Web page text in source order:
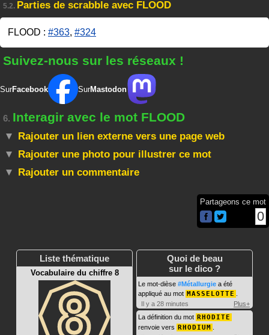
5.2. Parties de scrabble avec FLOOD
FLOOD : #363, #324
Suivez-nous sur les réseaux !
SurFacebook SurMastodon
6. Interagir avec le mot FLOOD
Rajouter un lien externe vers une page web
Rajouter une photo pour illustrer ce mot
Rajouter un commentaire
Partageons ce mot
0
Liste thématique
Vocabulaire du chiffre 8
Quoi de beau
sur le dico ?
Le mot-dièse #Métallurgie a été
appliqué au mot MASSELOTTE
Il y a 28 minutes
Plus+
La définition du mot RHODITE
renvoie vers RHODIUM